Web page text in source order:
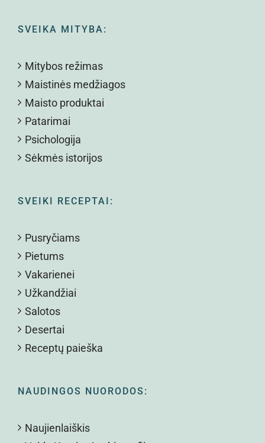
SVEIKA MITYBA:
Mitybos režimas
Maistinės medžiagos
Maisto produktai
Patarimai
Psichologija
Sėkmės istorijos
SVEIKI RECEPTAI:
Pusryčiams
Pietums
Vakarienei
Užkandžiai
Salotos
Desertai
Receptų paieška
NAUDINGOS NUORODOS:
Naujienlaiškis